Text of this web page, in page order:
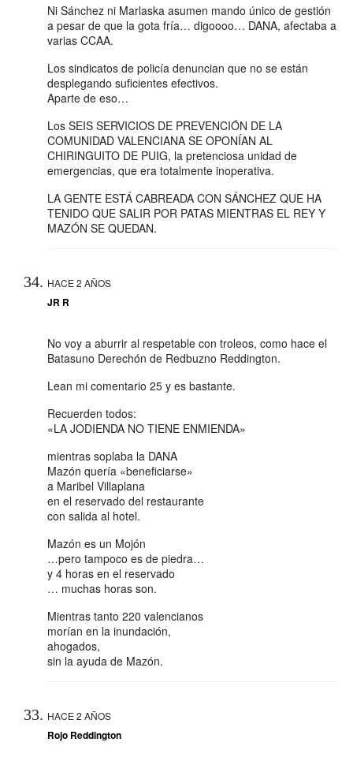
Ni Sánchez ni Marlaska asumen mando único de gestión
a pesar de que la gota fría… digoooo… DANA, afectaba a
varias CCAA.
Los sindicatos de policía denuncian que no se están
desplegando suficientes efectivos.
Aparte de eso…
Los SEIS SERVICIOS DE PREVENCIÓN DE LA
COMUNIDAD VALENCIANA SE OPONÍAN AL
CHIRINGUITO DE PUIG, la pretenciosa unidad de
emergencias, que era totalmente inoperativa.
LA GENTE ESTÁ CABREADA CON SÁNCHEZ QUE HA
TENIDO QUE SALIR POR PATAS MIENTRAS EL REY Y
MAZÓN SE QUEDAN.
HACE 2 AÑOS
JR R
No voy a aburrir al respetable con troleos, como hace el
Batasuno Derechón de Redbuzno Reddington.
Lean mi comentario 25 y es bastante.
Recuerden todos:
«LA JODIENDA NO TIENE ENMIENDA»
mientras soplaba la DANA
Mazón quería «beneficiarse»
a Maribel Villaplana
en el reservado del restaurante
con salida al hotel.
Mazón es un Mojón
…pero tampoco es de piedra…
y 4 horas en el reservado
… muchas horas son.
Mientras tanto 220 valencianos
morían en la inundación,
ahogados,
sin la ayuda de Mazón.
HACE 2 AÑOS
Rojo Reddington